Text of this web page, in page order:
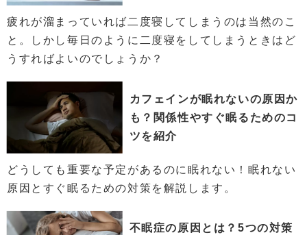
疲れが溜まっていれば二度寝してしまうのは当然のこ
と。しかし毎日のように二度寝をしてしまうときはど
うすればよいのでしょうか？
カフェインが眠れないの原因か
も？関係性やすぐ眠るためのコ
ツを紹介
どうしても重要な予定があるのに眠れない！眠れない
原因とすぐ眠るための対策を解説します。
不眠症の原因とは？5つの対策